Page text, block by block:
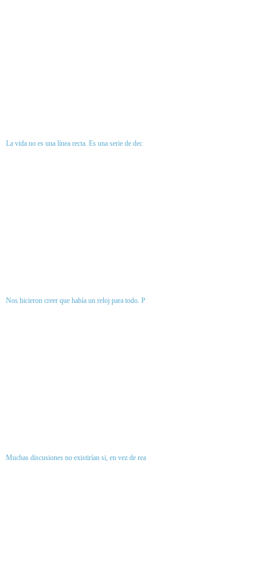
La vida no es una línea recta. Es una serie de dec
Nos hicieron creer que había un reloj para todo. P
Muchas discusiones no existirían si, en vez de rea